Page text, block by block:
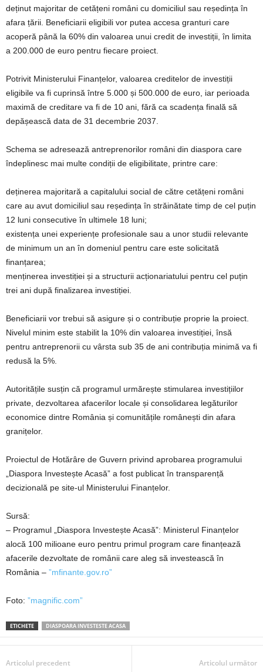
deținut majoritar de cetățeni români cu domiciliul sau reședința în
afara țării. Beneficiarii eligibili vor putea accesa granturi care
acoperă până la 60% din valoarea unui credit de investiții, în limita
a 200.000 de euro pentru fiecare proiect.
Potrivit Ministerului Finanțelor, valoarea creditelor de investiții
eligibile va fi cuprinsă între 5.000 și 500.000 de euro, iar perioada
maximă de creditare va fi de 10 ani, fără ca scadența finală să
depășească data de 31 decembrie 2037.
Schema se adresează antreprenorilor români din diaspora care
îndeplinesc mai multe condiții de eligibilitate, printre care:
deținerea majoritară a capitalului social de către cetățeni români
care au avut domiciliul sau reședința în străinătate timp de cel puțin
12 luni consecutive în ultimele 18 luni;
existența unei experiențe profesionale sau a unor studii relevante
de minimum un an în domeniul pentru care este solicitată
finanțarea;
menținerea investiției și a structurii acționariatului pentru cel puțin
trei ani după finalizarea investiției.
Beneficiarii vor trebui să asigure și o contribuție proprie la proiect.
Nivelul minim este stabilit la 10% din valoarea investiției, însă
pentru antreprenorii cu vârsta sub 35 de ani contribuția minimă va fi
redusă la 5%.
Autoritățile susțin că programul urmărește stimularea investițiilor
private, dezvoltarea afacerilor locale și consolidarea legăturilor
economice dintre România și comunitățile românești din afara
granițelor.
Proiectul de Hotărâre de Guvern privind aprobarea programului
„Diaspora Investește Acasă” a fost publicat în transparență
decizională pe site-ul Ministerului Finanțelor.
Sursă:
– Programul „Diaspora Investește Acasă”: Ministerul Finanțelor
alocă 100 milioane euro pentru primul program care finanțează
afacerile dezvoltate de românii care aleg să investească în
România – ”mfinante.gov.ro”
Foto: ”magnific.com”
ETICHETE DIASPOARA INVESTESTE ACASA
Articolul precedent Articolul următor